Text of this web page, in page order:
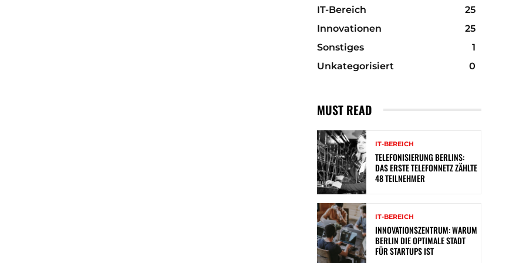
IT-Bereich
25
Innovationen
25
Sonstiges
1
Unkategorisiert
0
MUST READ
IT-BEREICH
TELEFONISIERUNG BERLINS:
DAS ERSTE TELEFONNETZ ZÄHLTE
48 TEILNEHMER
IT-BEREICH
INNOVATIONSZENTRUM: WARUM
BERLIN DIE OPTIMALE STADT
FÜR STARTUPS IST